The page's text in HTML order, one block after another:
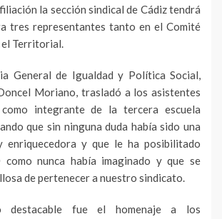
la sección sindical de Cádiz tendrá
tres representantes tanto en el Comité
el Territorial.
General de Igualdad y Política Social,
Moriano, trasladó a los asistentes
integrante de la tercera escuela
que sin ninguna duda había sido una
enriquecedora y que le ha posibilitado
como nunca había imaginado y que se
de pertenecer a nuestro sindicato.
destacable fue el homenaje a los